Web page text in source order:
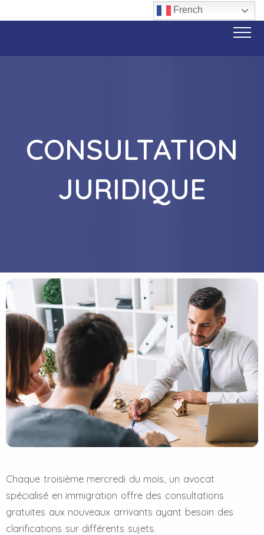
French
CONSULTATION
JURIDIQUE
Chaque troisième mercredi du mois, un avocat
spécialisé en immigration offre des consultations
gratuites aux nouveaux arrivants ayant besoin des
clarifications sur différents sujets.